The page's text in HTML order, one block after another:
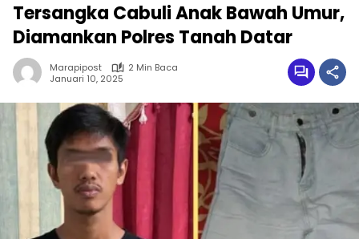
Tersangka Cabuli Anak Bawah Umur,
Diamankan Polres Tanah Datar
Marapipost
2 Min Baca
Januari 10, 2025